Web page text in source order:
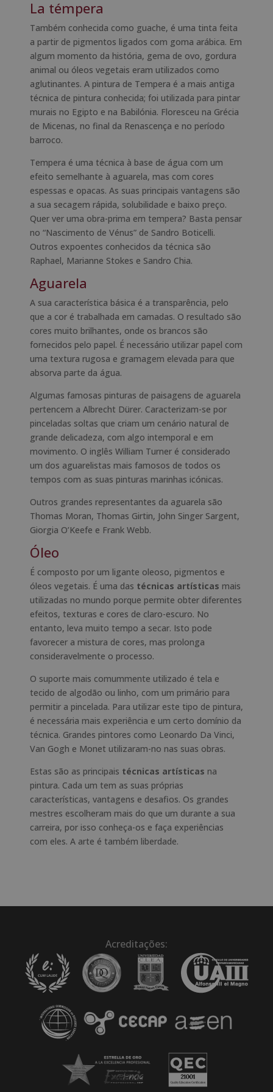
La témpera
Também conhecida como guache, é uma tinta feita
a partir de pigmentos ligados com goma arábica. Em
algum momento da história, gema de ovo, gordura
animal ou óleos vegetais eram utilizados como
aglutinantes. A pintura de Tempera é a mais antiga
técnica de pintura conhecida; foi utilizada para pintar
murais no Egipto e na Babilónia. Floresceu na Grécia
de Micenas, no final da Renascença e no período
barroco.
Tempera é uma técnica à base de água com um
efeito semelhante à aguarela, mas com cores
espessas e opacas. As suas principais vantagens são
a sua secagem rápida, solubilidade e baixo preço.
Quer ver uma obra-prima em tempera? Basta pensar
no “Nascimento de Vénus” de Sandro Boticelli.
Outros expoentes conhecidos da técnica são
Raphael, Marianne Stokes e Sandro Chia.
Aguarela
A sua característica básica é a transparência, pelo
que a cor é trabalhada em camadas. O resultado são
cores muito brilhantes, onde os brancos são
fornecidos pelo papel. É necessário utilizar papel com
uma textura rugosa e gramagem elevada para que
absorva parte da água.
Algumas famosas pinturas de paisagens de aguarela
pertencem a Albrecht Dürer. Caracterizam-se por
pinceladas soltas que criam um cenário natural de
grande delicadeza, com algo intemporal e em
movimento. O inglês William Turner é considerado
um dos aguarelistas mais famosos de todos os
tempos com as suas pinturas marinhas icónicas.
Outros grandes representantes da aguarela são
Thomas Moran, Thomas Girtin, John Singer Sargent,
Giorgia O’Keefe e Frank Webb.
Óleo
É composto por um ligante oleoso, pigmentos e
óleos vegetais. É uma das técnicas artísticas mais
utilizadas no mundo porque permite obter diferentes
efeitos, texturas e cores de claro-escuro. No
entanto, leva muito tempo a secar. Isto pode
favorecer a mistura de cores, mas prolonga
consideravelmente o processo.
O suporte mais comummente utilizado é tela e
tecido de algodão ou linho, com um primário para
permitir a pincelada. Para utilizar este tipo de pintura,
é necessária mais experiência e um certo domínio da
técnica. Grandes pintores como Leonardo Da Vinci,
Van Gogh e Monet utilizaram-no nas suas obras.
Estas são as principais técnicas artísticas na
pintura. Cada um tem as suas próprias
características, vantagens e desafios. Os grandes
mestres escolheram mais do que um durante a sua
carreira, por isso conheça-os e faça experiências
com eles. A arte é também liberdade.
Acreditações: